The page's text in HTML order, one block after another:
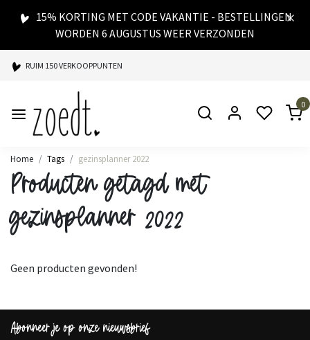
15% KORTING MET CODE VAKANTIE - BESTELLINGEN
WORDEN 6 AUGUSTUS WEER VERZONDEN
RUIM 150 VERKOOPPUNTEN
SPAARPUNTEN BIJ ELKE AANKOOP
SNELLE LEVERING
0
Home Tags gezinsplanner 2022
Producten getagd met
gezinsplanner 2022
Geen producten gevonden!
Abonneer je op onze nieuwsbrief